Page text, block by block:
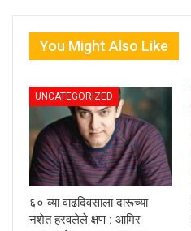
You Might Also Like
UNCATEGORIZED
६० व्या वाढदिवसाला दारूच्या
नशेत हरवलेले क्षण : आमिर